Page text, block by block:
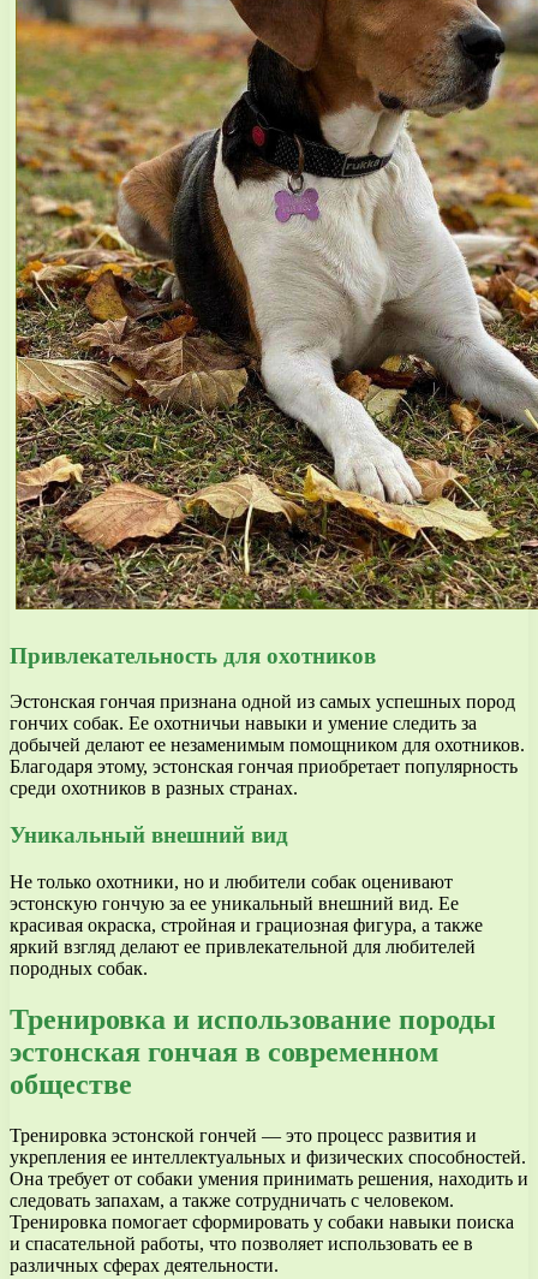
Привлекательность для охотников
Эстонская гончая признана одной из самых успешных пород
гончих собак. Ее охотничьи навыки и умение следить за
добычей делают ее незаменимым помощником для охотников.
Благодаря этому, эстонская гончая приобретает популярность
среди охотников в разных странах.
Уникальный внешний вид
Не только охотники, но и любители собак оценивают
эстонскую гончую за ее уникальный внешний вид. Ее
красивая окраска, стройная и грациозная фигура, а также
яркий взгляд делают ее привлекательной для любителей
породных собак.
Тренировка и использование породы
эстонская гончая в современном
обществе
Тренировка эстонской гончей — это процесс развития и
укрепления ее интеллектуальных и физических способностей.
Она требует от собаки умения принимать решения, находить и
следовать запахам, а также сотрудничать с человеком.
Тренировка помогает сформировать у собаки навыки поиска
и спасательной работы, что позволяет использовать ее в
различных сферах деятельности.